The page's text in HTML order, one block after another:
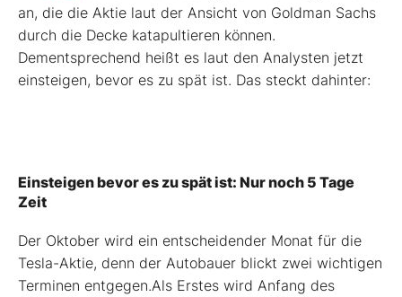
an, die die Aktie laut der Ansicht von Goldman Sachs
durch die Decke katapultieren können.
Dementsprechend heißt es laut den Analysten jetzt
einsteigen, bevor es zu spät ist. Das steckt dahinter:
Einsteigen bevor es zu spät ist: Nur noch 5 Tage
Zeit
Der Oktober wird ein entscheidender Monat für die
Tesla-Aktie, denn der Autobauer blickt zwei wichtigen
Terminen entgegen.Als Erstes wird Anfang des